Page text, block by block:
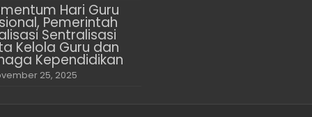
Hari Guru
Pemerintah
Sentralisasi
Kelola Guru dan
Kependidikan
25, 2025